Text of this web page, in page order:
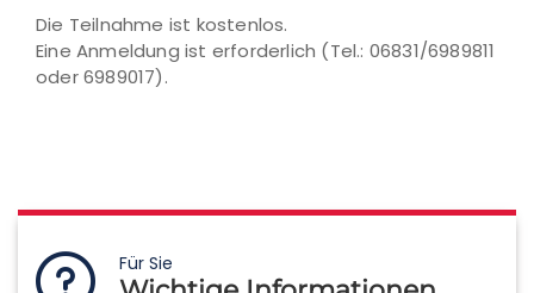
Die Teilnahme ist kostenlos.
Eine Anmeldung ist erforderlich (Tel.: 06831/6989811
oder 6989017).
Für Sie